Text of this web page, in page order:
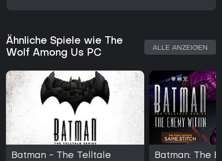
Ähnliche Spiele wie The
Wolf Among Us PC
ALLE ANZEIGEN
Batman - The Telltale
Batman: The